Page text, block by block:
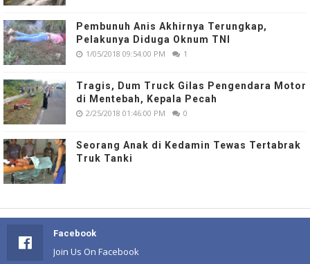
Pembunuh Anis Akhirnya Terungkap,
Pelakunya Diduga Oknum TNI
1/05/2018 09:54:00 PM 1
Tragis, Dum Truck Gilas Pengendara Motor
di Mentebah, Kepala Pecah
2/25/2018 01:46:00 PM 0
Seorang Anak di Kedamin Tewas Tertabrak
Truk Tanki
Facebook
Join Us On Facebook